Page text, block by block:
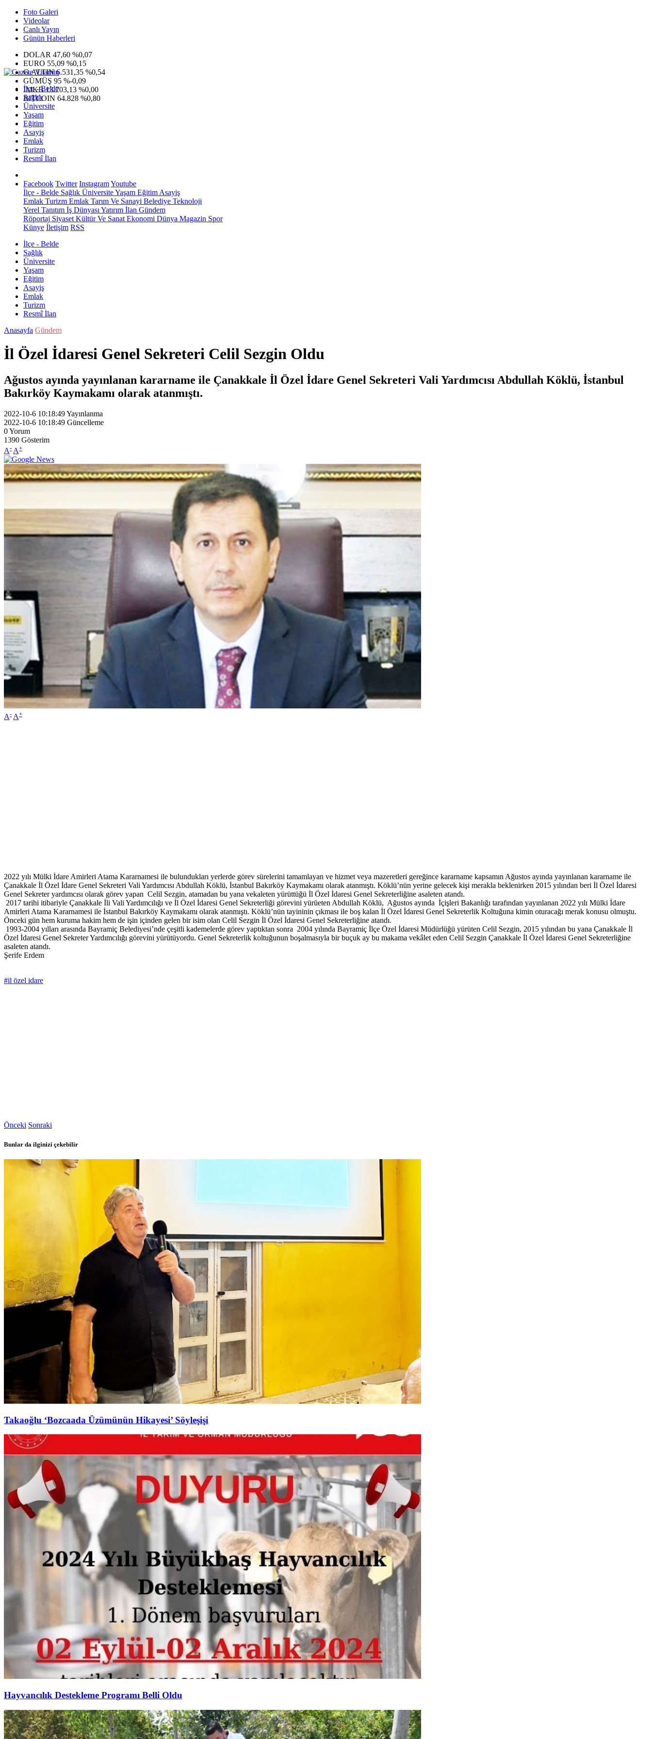
Foto Galeri
Videolar
Canlı Yayın
Günün Haberleri
DOLAR 47,60 %0,07
EURO 55,09 %0,15
G.ALTIN6.531,35 %0,54
GÜMÜŞ 95 %-0,09
IMKB13.703,13 %0,00
BITCOIN 64.828 %0,80
İlçe - Belde
Sağlık
Üniversite
Yaşam
Eğitim
Asayiş
Emlak
Turizm
Resmî İlan
Facebook Twitter InstagramYoutube
İlçe - Belde Sağlık ÜniversiteYaşam Eğitim Asayiş
Emlak Turizm Emlak Tarım Ve Sanayi Belediye Teknoloji
Yerel Tanıtım İş Dünyası Yatırım İlan Gündem
Röportaj Siyaset Kültür Ve Sanat Ekonomi Dünya Magazin Spor
Künye İletişim RSS
İlçe - Belde
Sağlık
Üniversite
Yaşam
Eğitim
Asayiş
Emlak
Turizm
Resmî İlan
Anasayfa Gündem
İl Özel İdaresi Genel Sekreteri Celil Sezgin Oldu
Ağustos ayında yayınlanan kararname ile Çanakkale İl Özel İdare Genel Sekreteri Vali Yardımcısı Abdullah Köklü, İstanbul
Bakırköy Kaymakamı olarak atanmıştı.
2022-10-6 10:18:49Yayınlanma
2022-10-6 10:18:49 Güncelleme
0Yorum
1390 Gösterim
A- A+
A- A+
2022 yılı Mülki İdare Amirleri Atama Kararnamesi ile bulundukları yerlerde görev sürelerini tamamlayan ve hizmet veya mazeretleri gereğince kararname kapsamın Ağustos ayında yayınlanan kararname ile
Çanakkale İl Özel İdare Genel Sekreteri Vali Yardımcısı Abdullah Köklü, İstanbul Bakırköy Kaymakamı olarak atanmıştı. Köklü’nün yerine gelecek kişi merakla beklenirken 2015 yılından beri İl Özel İdaresi
Genel Sekreter yardımcısı olarak görev yapan Celil Sezgin, atamadan bu yana vekaleten yürüttüğü İl Özel İdaresi Genel Sekreterliğine asaleten atandı.
2017 tarihi itibariyle Çanakkale İli Vali Yardımcılığı ve İl Özel İdaresi Genel Sekreterliği görevini yürüeten Abdullah Köklü, Ağustos ayında İçişleri Bakanlığı tarafından yayınlanan 2022 yılı Mülki İdare
Amirleri Atama Kararnamesi ile İstanbul Bakırköy Kaymakamı olarak atanmıştı. Köklü’nün tayininin çıkması ile boş kalan İl Özel İdaresi Genel Sekreterlik Koltuğuna kimin oturacağı merak konusu olmuştu.
Önceki gün hem kuruma hakim hem de işin içinden gelen bir isim olan Celil Sezgin İl Özel İdaresi Genel Sekreterliğine atandı.
1993-2004 yılları arasında Bayramiç Belediyesi’nde çeşitli kademelerde görev yaptıktan sonra 2004 yılında Bayramiç İlçe Özel İdaresi Müdürlüğü yürüten Celil Sezgin, 2015 yılından bu yana Çanakkale İl
Özel İdaresi Genel Sekreter Yardımcılığı görevini yürütüyordu. Genel Sekreterlik koltuğunun boşalmasıyla bir buçuk ay bu makama vekâlet eden Celil Sezgin Çanakkale İl Özel İdaresi Genel Sekreterliğine
asaleten atandı.
Şerife Erdem
#il özel idare
Önceki Sonraki
Bunlar da ilginizi çekebilir
Takaoğlu ‘Bozcaada Üzümünün Hikayesi’ Söyleşişi
Hayvancılık Destekleme Programı Belli Oldu